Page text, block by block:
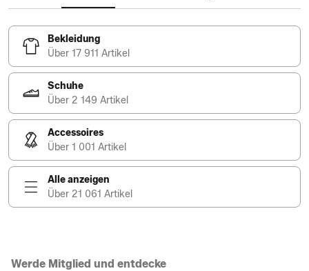
Bekleidung
Über 17 911 Artikel
Schuhe
Über 2 149 Artikel
Accessoires
Über 1 001 Artikel
Alle anzeigen
Über 21 061 Artikel
Werde Mitglied und entdecke